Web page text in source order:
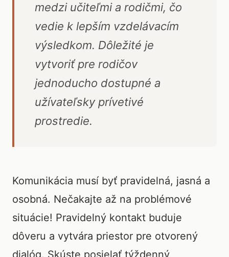
medzi učiteľmi a rodičmi, čo
vedie k lepším vzdelávacím
výsledkom. Dôležité je
vytvoriť pre rodičov
jednoducho dostupné a
užívateľsky prívetivé
prostredie.
Komunikácia musí byť pravidelná, jasná a
osobná. Nečakajte až na problémové
situácie! Pravidelný kontakt buduje
dôveru a vytvára priestor pre otvorený
dialóg. Skúste posielať týždenný